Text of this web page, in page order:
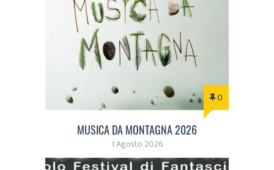
0
MUSICA DA MONTAGNA 2026
1 Agosto 2026